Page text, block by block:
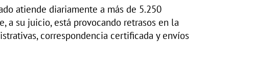
atiende diariamente a más de 5.250
a su juicio, está provocando retrasos en la
correspondencia certificada y envíos